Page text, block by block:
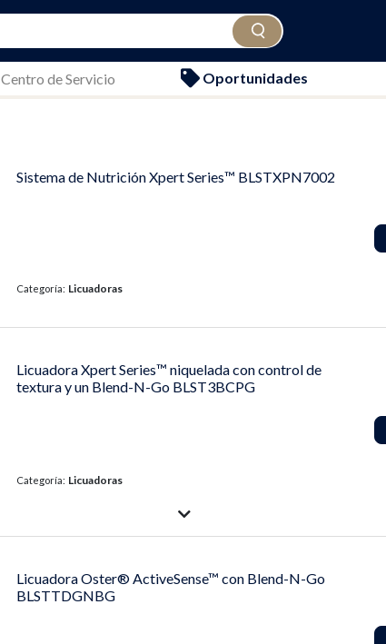
Centro de Servicio Oportunidades
Sistema de Nutrición Xpert Series™ BLSTXPN7002
Categoría: Licuadoras
Licuadora Xpert Series™ niquelada con control de
textura y un Blend-N-Go BLST3BCPG
Categoría: Licuadoras
Licuadora Oster® ActiveSense™ con Blend-N-Go
BLSTTDGNBG